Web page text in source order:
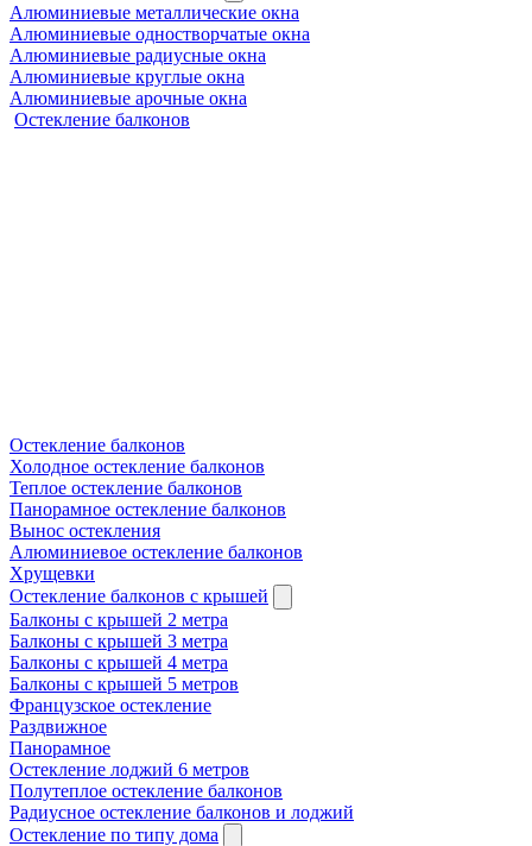
Алюминиевые металлические окна
Алюминиевые одностворчатые окна
Алюминиевые радиусные окна
Алюминиевые круглые окна
Алюминиевые арочные окна
Остекление балконов
Остекление балконов
Холодное остекление балконов
Теплое остекление балконов
Панорамное остекление балконов
Вынос остекления
Алюминиевое остекление балконов
Хрущевки
Остекление балконов с крышей
Балконы с крышей 2 метра
Балконы с крышей 3 метра
Балконы с крышей 4 метра
Балконы с крышей 5 метров
Французское остекление
Раздвижное
Панорамное
Остекление лоджий 6 метров
Полутеплое остекление балконов
Радиусное остекление балконов и лоджий
Остекление по типу дома